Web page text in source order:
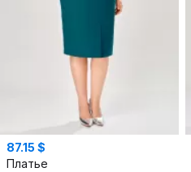
87.15 $
Платье